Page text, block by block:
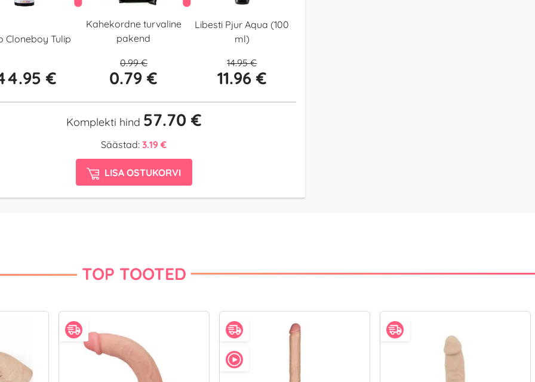
Cloneboy Tulip
€
Kahekordne turvaline
pakend
0.99 €
0.79 €
Libesti Pjur Aqua (100
ml)
14.95 €
11.96 €
Komplekti hind 57.70 €
Säästad: 3.19 €
LISA OSTUKORVI
TOP TOOTED